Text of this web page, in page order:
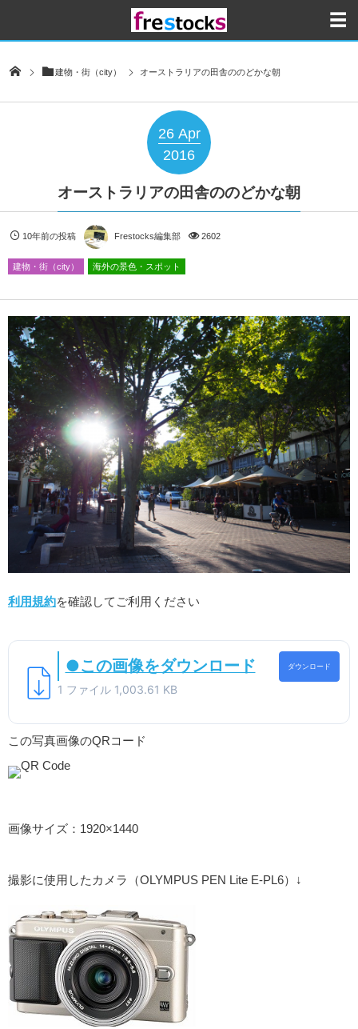
建物・街（city） オーストラリアの田舎ののどかな朝
26 Apr
2016
オーストラリアの田舎ののどかな朝
10年前の投稿 Frestocks編集部 2602
建物・街（city） 海外の景色・スポット
利用規約を確認してご利用ください
●この画像をダウンロード
1 ファイル 1,003.61 KB
ダウンロード
この写真画像のQRコード
画像サイズ：1920×1440
撮影に使用したカメラ（OLYMPUS PEN Lite E-PL6）↓